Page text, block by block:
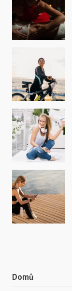
Domů